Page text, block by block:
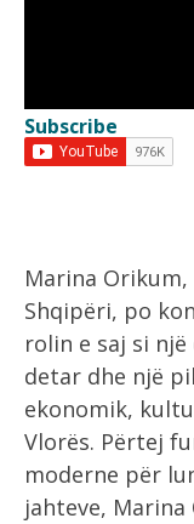
Subscribe
Marina
Shqipëri, po
rolin e saj si
detar dhe një
ekonomik,
Vlorës. Përtej
moderne për
jahteve,